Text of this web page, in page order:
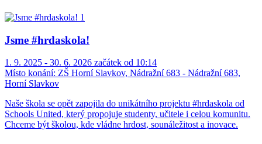
Jsme #hrdaskola!
1. 9. 2025 - 30. 6. 2026 začátek od 10:14
Místo konání: ZŠ Horní Slavkov, Nádražní 683 - Nádražní 683,
Horní Slavkov
Naše škola se opět zapojila do unikátního projektu #hrdaskola od
Schools United, který propojuje studenty, učitele i celou komunitu.
Chceme být školou, kde vládne hrdost, sounáležitost a inovace.